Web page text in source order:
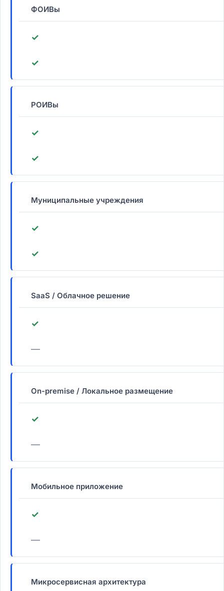
ФОИВы
✓
✓
РОИВы
✓
✓
Муниципальные учреждения
✓
✓
SaaS / Облачное решение
✓
—
On-premise / Локальное размещение
✓
—
Мобильное приложение
✓
—
Микросервисная архитектура